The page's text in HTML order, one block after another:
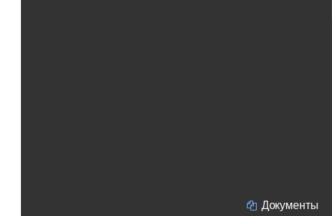
Документы